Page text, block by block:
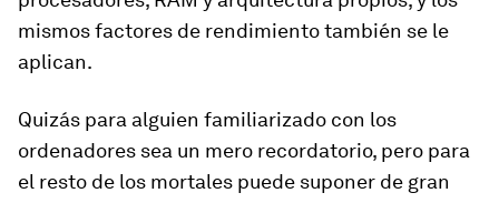
mismos factores de rendimiento también se le
aplican.
Quizás para alguien familiarizado con los
ordenadores sea un mero recordatorio, pero para
el resto de los mortales puede suponer de gran